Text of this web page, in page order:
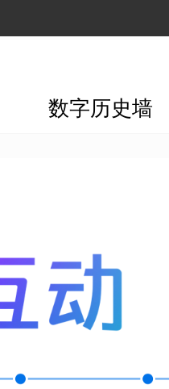
数字历史墙